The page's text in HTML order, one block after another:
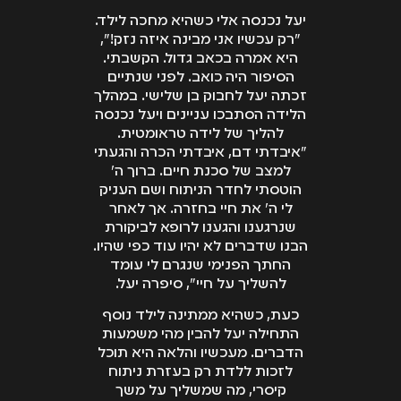
טענות הם מנסות
למוטט אותה ומהי
צורת הפעולה של
החברה. לכן, כיום,
כאשר מגיע לקוח
למשרדה, יחד עם
שמיעת התיק היא כבר
'שומעת' מה יטען הצד
השני ויודעת להשיג
חוות דעת ולהיערך
מראש לכל הטענות.
יעל נכנסה אלי כשהיא מחכה לילד.
"רק עכשיו אני מבינה איזה נזק!",
היא אמרה בכאב גדול. הקשבתי.
הסיפור היה כואב. לפני שנתיים
זכתה יעל לחבוק בן שלישי. במהלך
הלידה הסתבכו עניינים ויעל נכנסה
להליך של לידה טראומטית.
"איבדתי דם, איבדתי הכרה והגעתי
למצב של סכנת חיים. ברוך ה'
הוטסתי לחדר הניתוח ושם העניק
לי ה' את חיי בחזרה. אך לאחר
שנרגענו והגענו לרופא לביקורת
הבנו שדברים לא יהיו עוד כפי שהיו.
החתך הפנימי שנגרם לי עומד
להשליך על חיי", סיפרה יעל.
כעת, כשהיא ממתינה לילד נוסף
התחילה יעל להבין מהי משמעות
הדברים. מעכשיו והלאה היא תוכל
לזכות ללדת רק בעזרת ניתוח
קיסרי, מה שמשליך על משך